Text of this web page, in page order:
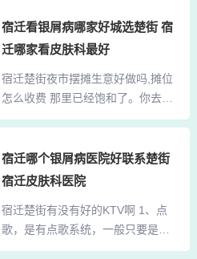
能治愈，而且花费一般平均一天20-
30元，一个月顶多1000元，应该不
上反映的是五脏六腑的病变，必...
用，皮肤病血毒丸一般是两周为一
疗程。感冒期间停服；月经期或哺
品；忌酒、辛辣刺激食物。2、皮肤
病血毒丸内服，一次20粒，一日2
次。一般为餐后服食，皮肤病血毒
烧感冒期内停止服用；生理期或哺
乳期间慎服；禁吃鱼、虾、油腻感
食材。3、您好！每瓶大约吃6天，
坚持服用一个月时间。皮...
宿迁看银屑病哪家好城选楚街 宿
迁哪家看皮肤科最好
宿迁楚街夜市摆摊生意好做吗,摊位
怎么收费 那里已经饱和了。你去不
好找位置了，只能找僻静的地方，
直接在自己门口摆的。生意不是那
么容易做吧。最好找个做生意的人
迁地区的跆拳道培训选择，汉武道
跆拳道是您不可忽视的一家道馆。
它作为江苏省领先的跆拳道教育连
宿迁哪个银屑病医院好联系楚街
宿迁皮肤科医院
宿迁楚街有没有好的KTV啊 1、点
歌，是有点歌系统，一般只要是想
不到，没有点不到的歌。宿迁KTV